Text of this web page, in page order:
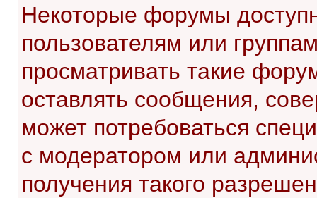
Некоторые форумы
пользователям или
просматривать такие
оставлять сообщения,
может потребоваться
с модератором или
получения такого